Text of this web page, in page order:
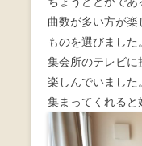
曲数が多い方が
ものを選びました。
集会所のテレビに
楽しんでいました
集まってくれると